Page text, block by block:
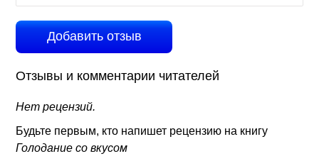
Добавить отзыв
Отзывы и комментарии читателей
Нет рецензий.
Будьте первым, кто напишет рецензию на книгу
Голодание со вкусом